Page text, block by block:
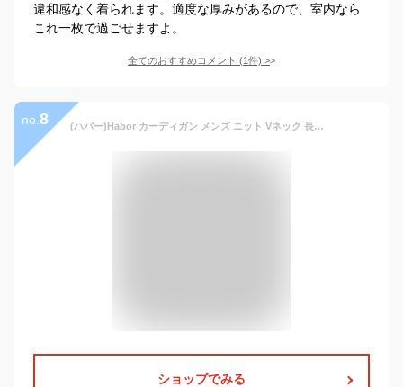
違和感なく着られます。適度な厚みがあるので、室内なら
これ一枚で過ごせますよ。
全てのおすすめコメント (1件) >
no. 8 (ハバー)Habor カーディガン メンズ ニット Vネック 長袖 綿 ベーシック 無地 薄手 セーター L ベージュ
ショップでみる